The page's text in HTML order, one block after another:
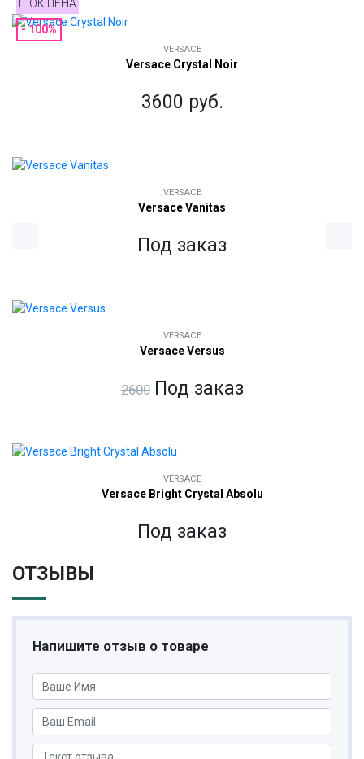
ШОК ЦЕНА
VERSACE
Versace Crystal Noir
3600 руб.
VERSACE
Versace Vanitas
Под заказ
ШОК ЦЕНА
- 100%
VERSACE
Versace Versus
2600 Под заказ
VERSACE
Versace Bright Crystal Absolu
Под заказ
ОТЗЫВЫ
Напишите отзыв о товаре